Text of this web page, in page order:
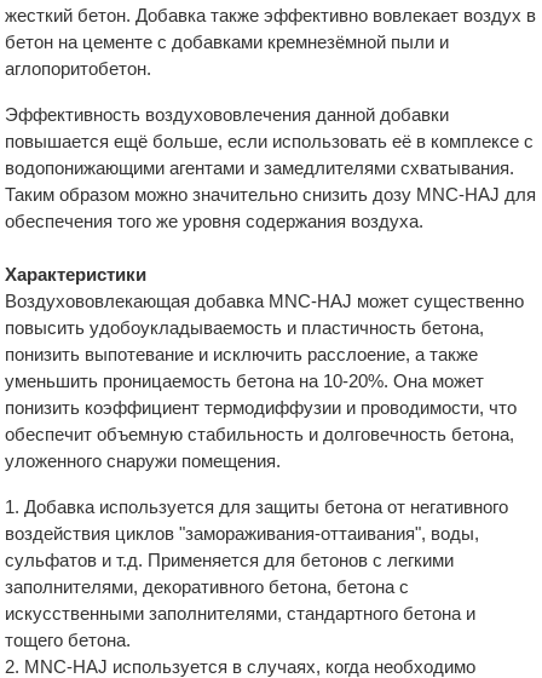
жесткий бетон. Добавка также эффективно вовлекает воздух в
бетон на цементе с добавками кремнезёмной пыли и
аглопоритобетон.
Эффективность воздухововлечения данной добавки
повышается ещё больше, если использовать её в комплексе с
водопонижающими агентами и замедлителями схватывания.
Таким образом можно значительно снизить дозу MNC-HAJ для
обеспечения того же уровня содержания воздуха.
Характеристики
Воздухововлекающая добавка MNC-HAJ может существенно
повысить удобоукладываемость и пластичность бетона,
понизить выпотевание и исключить расслоение, а также
уменьшить проницаемость бетона на 10-20%. Она может
понизить коэффициент термодиффузии и проводимости, что
обеспечит объемную стабильность и долговечность бетона,
уложенного снаружи помещения.
1. Добавка используется для защиты бетона от негативного
воздействия циклов "замораживания-оттаивания", воды,
сульфатов и т.д. Применяется для бетонов с легкими
заполнителями, декоративного бетона, бетона с
искусственными заполнителями, стандартного бетона и
тощего бетона.
2. MNC-HAJ используется в случаях, когда необходимо